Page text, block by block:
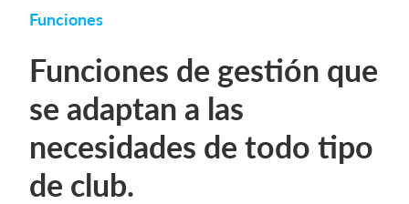
Funciones
Funciones de gestión que
se adaptan a las
necesidades de todo tipo
de club.